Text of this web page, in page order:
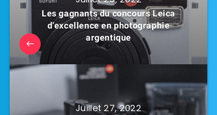
Les gagnants du concours Leica
d’excellence en photographie
argentique
Juillet 27, 2022